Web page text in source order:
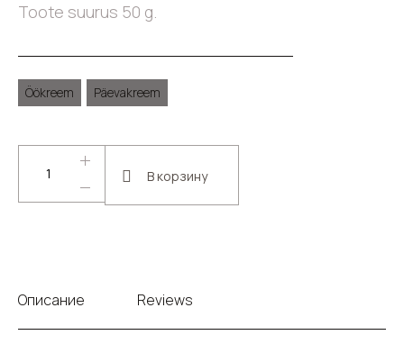
Toote suurus 50 g.
Öökreem Päevakreem
В корзину
Описание Reviews